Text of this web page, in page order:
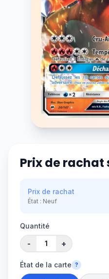
Prix de rachat
Prix de rachat
État : Neuf
Quantité
- +
État de la carte ?